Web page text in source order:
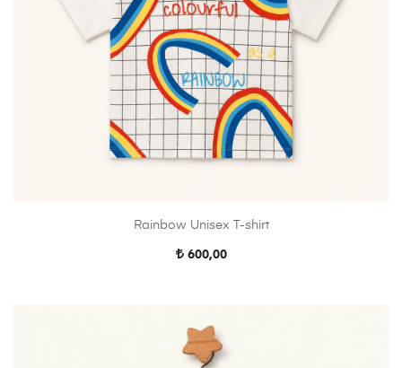
Rainbow Unisex T-shirt
600,00